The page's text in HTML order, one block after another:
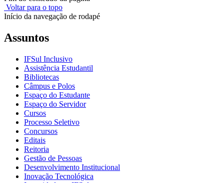
Voltar para o topo
Início da navegação de rodapé
Assuntos
IFSul Inclusivo
Assistência Estudantil
Bibliotecas
Câmpus e Polos
Espaço do Estudante
Espaço do Servidor
Cursos
Processo Seletivo
Concursos
Editais
Reitoria
Gestão de Pessoas
Desenvolvimento Institucional
Inovação Tecnológica